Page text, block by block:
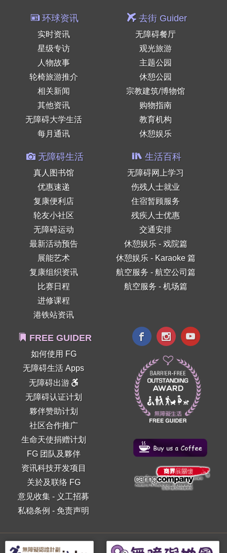
环球资讯
实时资讯
星级专访
人物故事
轮椅旅游推介
相关新闻
其他资讯
无障碍大学生活
每月通讯
去街 Guider
无障碍餐厅
观光旅游
主题公园
休憩公园
宗教建筑/博物馆
购物指南
教育机构
休憩娱乐
无障碍生活
真人图书馆
优惠速递
复康便利店
轮友小社区
无障碍运动
最新活动预告
展能艺术
复康组织资讯
比赛日程
进修课程
港铁站资讯
生活百科
无障碍网上学习
伤残人士就业
住宿暂顾服务
残疾人士优惠
交通安排
休憩娱乐 - 戏院篇
休憩娱乐 - Karaoke 篇
航空服务 - 航空公司篇
航空服务 - 机场篇
FREE GUIDER
如何使用 FG
无障碍生活 Apps
无障碍出游
无障碍认证计划
夥伴赞助计划
社区合作推广
生命天使捐赠计划
FG 团队及夥伴
资讯科技开发项目
关於及联络 FG
意见收集 - 义工招募
私稳条例 - 免责声明